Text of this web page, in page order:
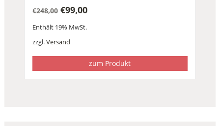
€248,00
Preis
war:
€99,00
Preis
ist:
Enthält 19% MwSt.
zzgl.Versand
zum Produkt